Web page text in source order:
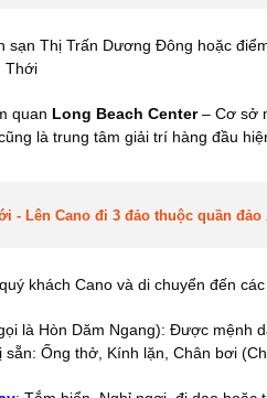
sạn Thị Trấn Dương Đông hoặc
Thới
quan Long Beach Center– Cơ sở
là trung tâm giải trí hàng đầu
- Lên Cano đi 3 đảo thuộc quần đảo
khách Cano và di chuyển đến
là Hòn Dăm Ngang): Được mệnh
Ống thở, Kính lặn, Chân bơi